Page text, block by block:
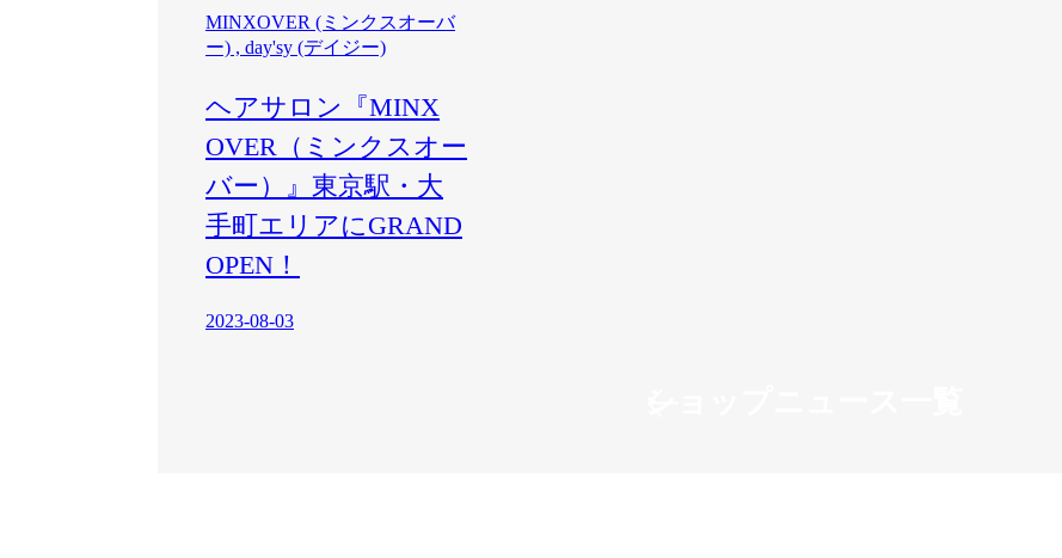
MINXOVER (ミンクスオーバ
ー) , day'sy (デイジー)
ヘアサロン『MINX
OVER（ミンクスオー
バー）』東京駅・大
手町エリアにGRAND
OPEN！
2023-08-03